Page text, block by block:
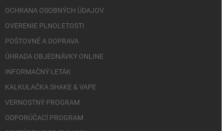
OCHRANA OSOBNÝCH ÚDAJOV
OVERENIE PLNOLETOSTI
POŠTOVNÉ A DOPRAVA
ÚHRADA OBJEDNÁVKY ONLINE
INFORMAČNÝ LETÁK
KALKULAČKA SHAKE & VAPE
VERNOSTNÝ PROGRAM
ODPORÚČACÍ PROGRAM